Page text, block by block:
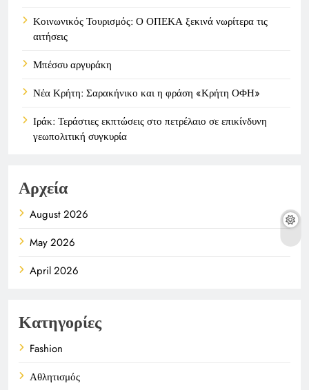
Κοινωνικός Τουρισμός: Ο ΟΠΕΚΑ ξεκινά νωρίτερα τις
αιτήσεις
Μπέσσυ αργυράκη
Νέα Κρήτη: Σαρακήνικο και η φράση «Κρήτη ΟΦΗ»
Ιράκ: Τεράστιες εκπτώσεις στο πετρέλαιο σε επικίνδυνη
γεωπολιτική συγκυρία
Αρχεία
August 2026
May 2026
April 2026
Κατηγορίες
Fashion
Αθλητισμός